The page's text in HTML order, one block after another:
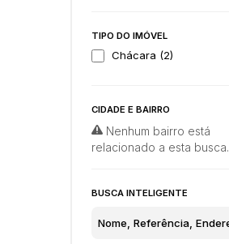
TIPO DO IMÓVEL
Chácara (2)
CIDADE E BAIRRO
Nenhum bairro está
relacionado a esta busca.
BUSCA INTELIGENTE